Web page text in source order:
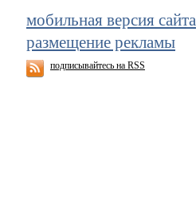
мобильная версия сайта
размещение рекламы
подписывайтесь на RSS